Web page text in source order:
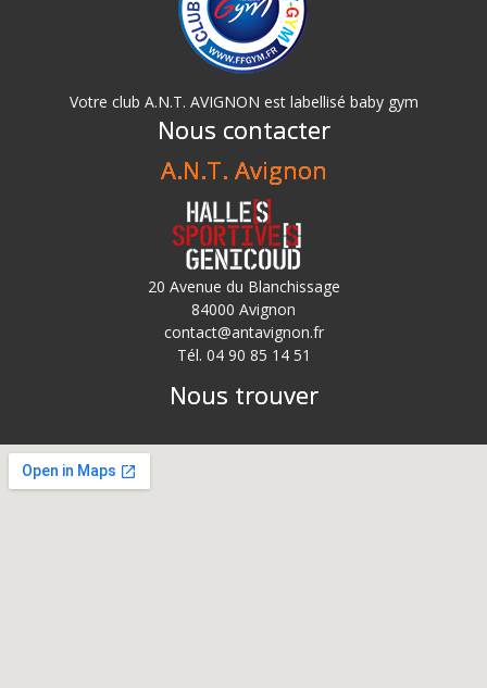
Votre club A.N.T. AVIGNON est labellisé baby gym
Nous contacter
A.N.T. Avignon
20 Avenue du Blanchissage
84000 Avignon
contact@antavignon.fr
Tél. 04 90 85 14 51
Nous trouver